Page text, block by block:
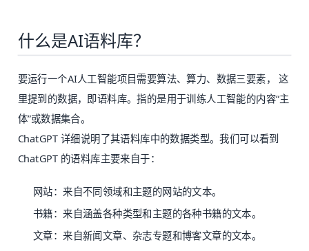
什么是AI语料库？
要运行一个AI人工智能项目需要算法、算力、数据三要素， 这
里提到的数据，即语料库。指的是用于训练人工智能的内容“主
体”或数据集合。
ChatGPT 详细说明了其语料库中的数据类型。我们可以看到
ChatGPT 的语料库主要来自于：
网站：来自不同领域和主题的网站的文本。
书籍：来自涵盖各种类型和主题的各种书籍的文本。
文章：来自新闻文章、杂志专题和博客文章的文本。